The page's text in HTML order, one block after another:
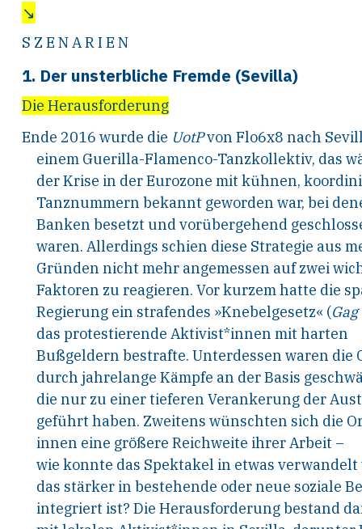
↘
S Z E N A R I E N
1. Der unsterbliche Fremde (Sevilla)
Die Herausforderung
Ende 2016 wurde die UotPvon Flo6x8 nach
einem Guerilla-Flamenco-Tanzkollektiv, das
der Krise in der Eurozone mit kühnen,
Tanznummern bekannt geworden war, bei
Banken besetzt und vorübergehend
waren. Allerdings schien diese Strategie aus
Gründen nicht mehr angemessen auf zwei
Faktoren zu reagieren. Vor kurzem hatte die
Regierung ein strafendes »Knebelgesetz« (
das protestierende Aktivist*innen mit harten
Bußgeldern bestrafte. Unterdessen waren die
durch jahrelange Kämpfe an der Basis
die nur zu einer tieferen Verankerung der
geführt haben. Zweitens wünschten sich die
innen eine größere Reichweite ihrer Arbeit –
wie konnte das Spektakel in etwas verwandelt
das stärker in bestehende oder neue soziale
integriert ist? Die Herausforderung bestand